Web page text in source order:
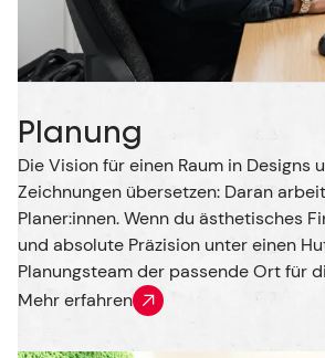
Planung
Die Vision für einen Raum in Designs
Zeichnungen übersetzen: Daran
Planer:innen. Wenn du ästhetisches
und absolute Präzision unter einen
Planungsteam der passende Ort für
Mehr erfahren